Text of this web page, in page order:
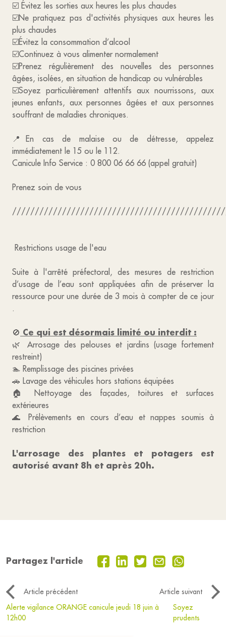
☑️ Évitez les sorties aux heures les plus chaudes
☑️Ne pratiquez pas d'activités physiques aux heures les
plus chaudes
☑️Évitez la consommation d’alcool
☑️Continuez à vous alimenter normalement
☑️Prenez régulièrement des nouvelles des personnes
âgées, isolées, en situation de handicap ou vulnérables
☑️Soyez particulièrement attentifs aux nourrissons, aux
jeunes enfants, aux personnes âgées et aux personnes
souffrant de maladies chroniques.
📍En cas de malaise ou de détresse, appelez
immédiatement le 15 ou le 112.
Canicule Info Service : 0 800 06 66 66 (appel gratuit)
Prenez soin de vous
Restrictions usage de l'eau
Suite à l'arrêté préfectoral, des mesures de restriction
d’usage de l’eau sont appliquées afin de préserver la
ressource pour une durée de 3 mois à compter de ce jour
.
🚫 Ce qui est désormais limité ou interdit :
🌿 Arrosage des pelouses et jardins (usage fortement
restreint)
🏊 Remplissage des piscines privées
🚗 Lavage des véhicules hors stations équipées
🏠 Nettoyage des façades, toitures et surfaces
extérieures
🌊 Prélèvements en cours d’eau et nappes soumis à
restriction
L'arrosage des plantes et potagers est
autorisé avant 8h et après 20h.
Partagez l'article
Article précédent
Article suivant
Alerte vigilance ORANGE canicule jeudi 18 juin à
12h00
Soyez
prudents